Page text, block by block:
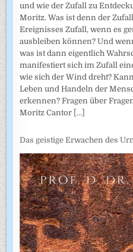
und wie der Zufall zu
Moritz. Was ist denn der
Ereignisses Zufall, wenn es
ausbleiben können? Und
was ist dann eigentlich
manifestiert sich im Zufall
wie sich der Wind dreht?
Leben und Handeln der
erkennen? Fragen über
Moritz Cantor [...]
Das geistige Erwachen des